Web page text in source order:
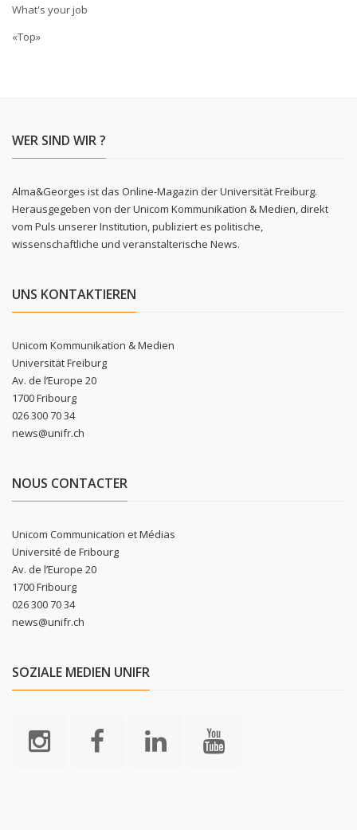
What's your job
«Top»
WER SIND WIR ?
Alma&Georges ist das Online-Magazin der Universität Freiburg.
Herausgegeben von der Unicom Kommunikation & Medien, direkt
vom Puls unserer Institution, publiziert es politische,
wissenschaftliche und veranstalterische News.
UNS KONTAKTIEREN
Unicom Kommunikation & Medien
Universität Freiburg
Av. de l’Europe 20
1700 Fribourg
026 300 70 34
news@unifr.ch
NOUS CONTACTER
Unicom Communication et Médias
Université de Fribourg
Av. de l’Europe 20
1700 Fribourg
026 300 70 34
news@unifr.ch
SOZIALE MEDIEN UNIFR